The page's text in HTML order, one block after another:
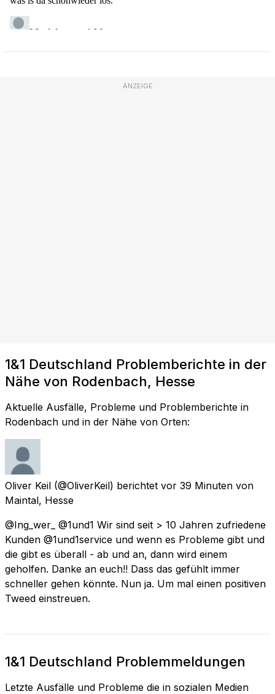
ANZEIGE
1&1 Deutschland Problemberichte in der
Nähe von Rodenbach, Hesse
Aktuelle Ausfälle, Probleme und Problemberichte in
Rodenbach und in der Nähe von Orten:
Oliver Keil (@OliverKeil) berichtet vor 39 Minuten von
Maintal, Hesse
@Ing_wer_ @1und1 Wir sind seit > 10 Jahren zufriedene
Kunden @1und1service und wenn es Probleme gibt und
die gibt es überall - ab und an, dann wird einem
geholfen. Danke an euch!! Dass das gefühlt immer
schneller gehen könnte. Nun ja. Um mal einen positiven
Tweed einstreuen.
1&1 Deutschland Problemmeldungen
Letzte Ausfälle und Probleme die in sozialen Medien